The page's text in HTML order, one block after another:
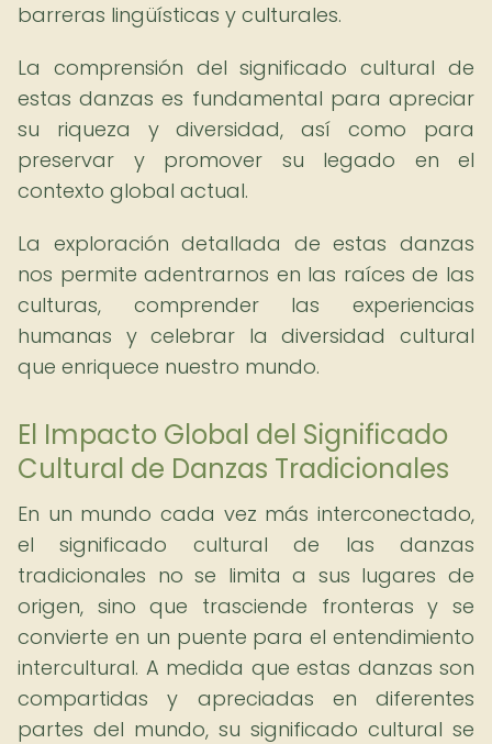
barreras lingüísticas y culturales.
La comprensión del significado cultural de
estas danzas es fundamental para apreciar
su riqueza y diversidad, así como para
preservar y promover su legado en el
contexto global actual.
La exploración detallada de estas danzas
nos permite adentrarnos en las raíces de las
culturas, comprender las experiencias
humanas y celebrar la diversidad cultural
que enriquece nuestro mundo.
El Impacto Global del Significado
Cultural de Danzas Tradicionales
En un mundo cada vez más interconectado,
el significado cultural de las danzas
tradicionales no se limita a sus lugares de
origen, sino que trasciende fronteras y se
convierte en un puente para el entendimiento
intercultural. A medida que estas danzas son
compartidas y apreciadas en diferentes
partes del mundo, su significado cultural se